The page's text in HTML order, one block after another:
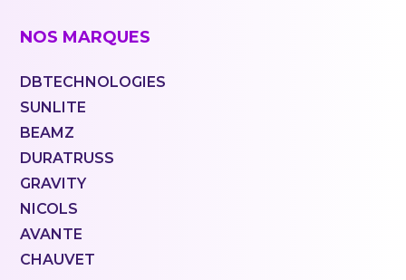
NOS MARQUES
DBTECHNOLOGIES
SUNLITE
BEAMZ
DURATRUSS
GRAVITY
NICOLS
AVANTE
CHAUVET